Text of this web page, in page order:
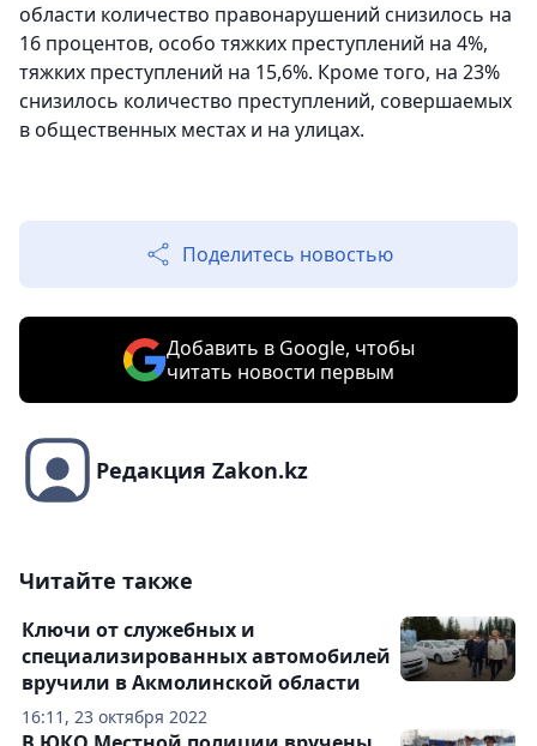
области количество правонарушений снизилось на
16 процентов, особо тяжких преступлений на 4%,
тяжких преступлений на 15,6%. Кроме того, на 23%
снизилось количество преступлений, совершаемых
в общественных местах и на улицах.
Поделитесь новостью
Добавить в Google, чтобы
читать новости первым
Редакция Zakon.kz
Читайте также
16:11, 23 октября 2022
Ключи от служебных и
специализированных автомобилей
вручили в Акмолинской области